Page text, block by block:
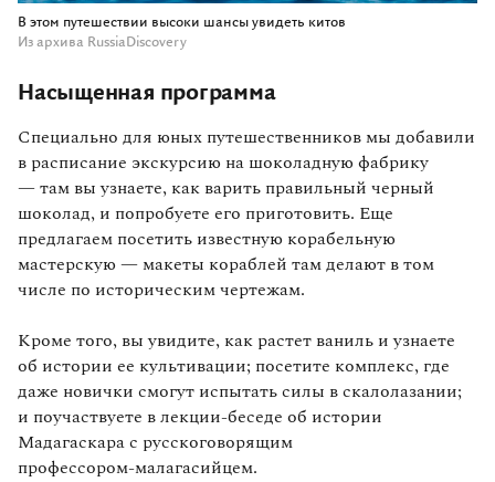
В этом путешествии высоки шансы увидеть китов
Из архива RussiaDiscovery
Насыщенная программа
Специально для юных путешественников мы добавили
в расписание экскурсию на шоколадную фабрику
— там вы узнаете, как варить правильный черный
шоколад, и попробуете его приготовить. Еще
предлагаем посетить известную корабельную
мастерскую — макеты кораблей там делают в том
числе по историческим чертежам.
Кроме того, вы увидите, как растет ваниль и узнаете
об истории ее культивации; посетите комплекс, где
даже новички смогут испытать силы в скалолазании;
и поучаствуете в лекции‑беседе об истории
Мадагаскара с русскоговорящим
профессором‑малагасийцем.